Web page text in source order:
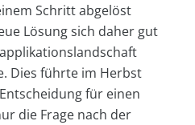
Schritt abgelöst
Lösung sich daher gut
Dies führte im Herbst
für einen
die Frage nach der